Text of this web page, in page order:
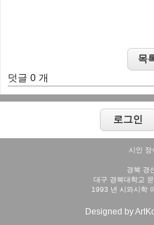
덧글 0 개
시인 정
경북 경
대구 경북대학교
1993 년 시와시학
Designed by